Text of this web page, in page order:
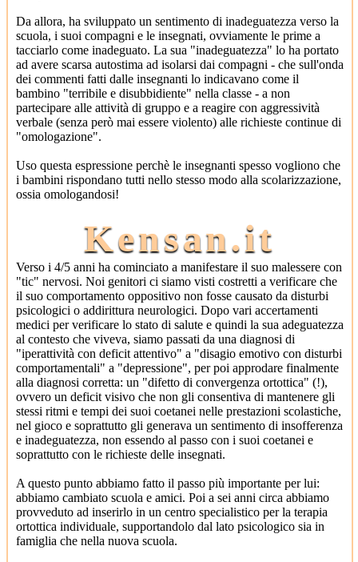
Da allora, ha sviluppato un sentimento di inadeguatezza verso la
scuola, i suoi compagni e le insegnati, ovviamente le prime a
tacciarlo come inadeguato. La sua "inadeguatezza" lo ha portato
ad avere scarsa autostima ad isolarsi dai compagni - che sull'onda
dei commenti fatti dalle insegnanti lo indicavano come il
bambino "terribile e disubbidiente" nella classe - a non
partecipare alle attività di gruppo e a reagire con aggressività
verbale (senza però mai essere violento) alle richieste continue di
"omologazione".
Uso questa espressione perchè le insegnanti spesso vogliono che
i bambini rispondano tutti nello stesso modo alla scolarizzazione,
ossia omologandosi!
Kensan.it
Verso i 4/5 anni ha cominciato a manifestare il suo malessere con
"tic" nervosi. Noi genitori ci siamo visti costretti a verificare che
il suo comportamento oppositivo non fosse causato da disturbi
psicologici o addirittura neurologici. Dopo vari accertamenti
medici per verificare lo stato di salute e quindi la sua adeguatezza
al contesto che viveva, siamo passati da una diagnosi di
"iperattività con deficit attentivo" a "disagio emotivo con disturbi
comportamentali" a "depressione", per poi approdare finalmente
alla diagnosi corretta: un "difetto di convergenza ortottica" (!),
ovvero un deficit visivo che non gli consentiva di mantenere gli
stessi ritmi e tempi dei suoi coetanei nelle prestazioni scolastiche,
nel gioco e soprattutto gli generava un sentimento di insofferenza
e inadeguatezza, non essendo al passo con i suoi coetanei e
soprattutto con le richieste delle insegnati.
A questo punto abbiamo fatto il passo più importante per lui:
abbiamo cambiato scuola e amici. Poi a sei anni circa abbiamo
provveduto ad inserirlo in un centro specialistico per la terapia
ortottica individuale, supportandolo dal lato psicologico sia in
famiglia che nella nuova scuola.